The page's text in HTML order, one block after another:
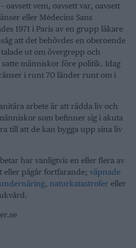
oavsett vem, oavsett var, oavsett
eller Médecins Sans
1971 i Paris av en grupp läkare
att det behövdes en oberoende
ut om övergrepp och
människor före politik. Idag
i runt 70 länder runt om i
arbete är att rädda liv och
som befinner sig i akuta
till att de kan bygga upp sina liv
har vanligtvis en eller flera av
eller pågår fortfarande; väpnade
undernäring, naturkatastrofer eller